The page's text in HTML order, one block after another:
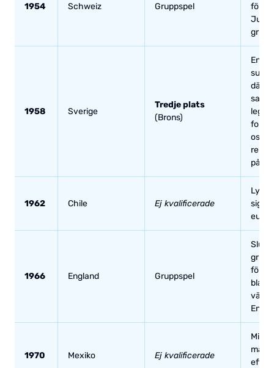
1954 Schweiz Gruppspel
1958 Sverige
Tredje plats
(Brons)
En
där
satte
på 6
1962 Chile Ej kvalificerade
sig
1966 England Gruppspel
1970 Mexiko Ej kvalificerade
efter